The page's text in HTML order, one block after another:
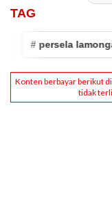
TAG
# persela lamongan